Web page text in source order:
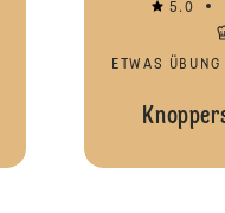
5.0
ETWAS